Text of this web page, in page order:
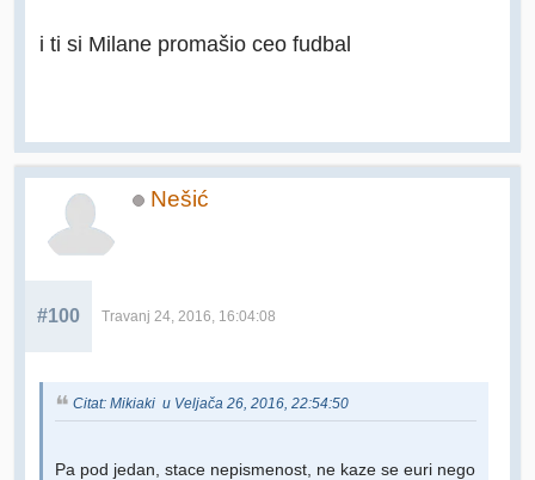
i ti si Milane promašio ceo fudbal
Nešić
#100 Travanj 24, 2016, 16:04:08
Citat: Mikiaki u Veljača 26, 2016, 22:54:50
Pa pod jedan, stace nepismenost, ne kaze se euri nego